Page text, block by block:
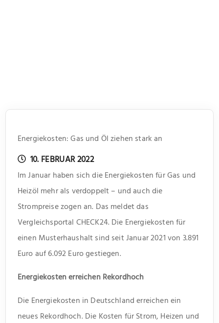
Energiekosten: Gas und Öl ziehen stark an
10. FEBRUAR 2022
Im Januar haben sich die Energiekosten für Gas und
Heizöl mehr als verdoppelt – und auch die
Strompreise zogen an. Das meldet das
Vergleichsportal CHECK24. Die Energiekosten für
einen Musterhaushalt sind seit Januar 2021 von 3.891
Euro auf 6.092 Euro gestiegen.
Energiekosten erreichen Rekordhoch
Die Energiekosten in Deutschland erreichen ein
neues Rekordhoch. Die Kosten für Strom, Heizen und